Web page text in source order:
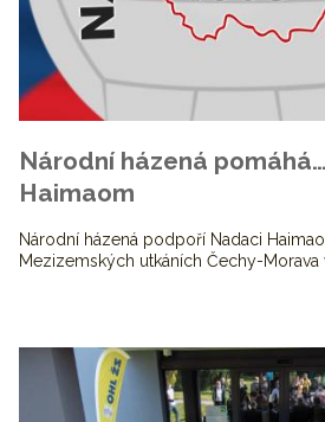
Národní házená
Haimaom
Národní házená podpoří Nadaci
Mezizemských utkáních Čechy-Morava